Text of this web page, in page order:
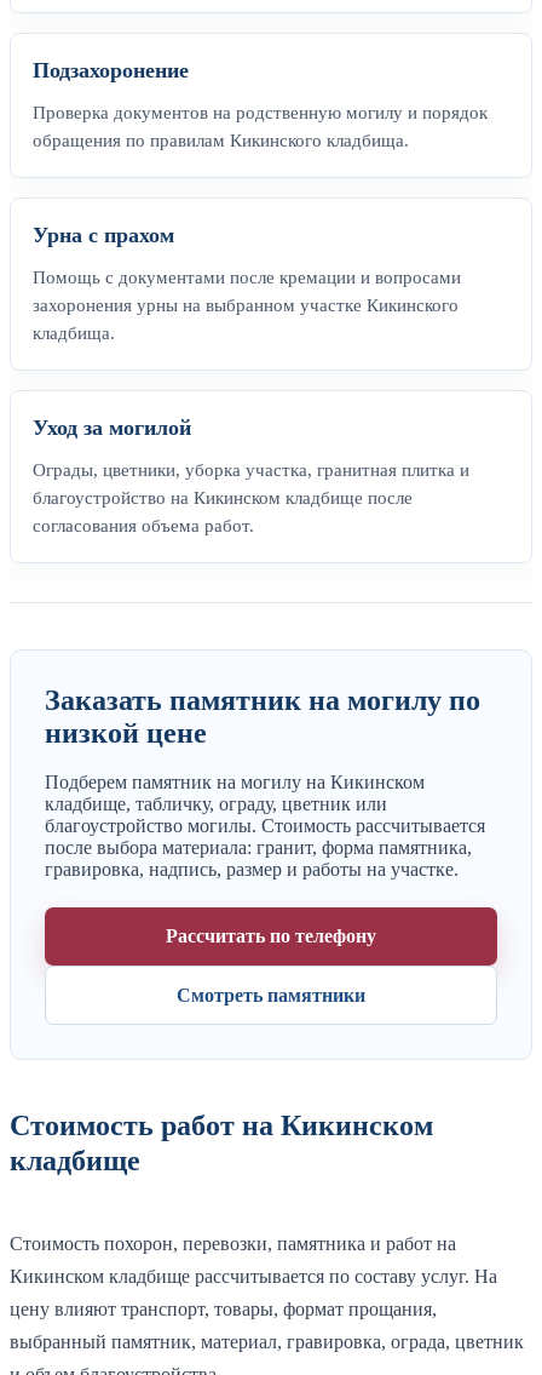
Подзахоронение
Проверка документов на родственную могилу и порядок
обращения по правилам Кикинского кладбища.
Урна с прахом
Помощь с документами после кремации и вопросами
захоронения урны на выбранном участке Кикинского
кладбища.
Уход за могилой
Ограды, цветники, уборка участка, гранитная плитка и
благоустройство на Кикинском кладбище после
согласования объема работ.
Заказать памятник на могилу по
низкой цене
Подберем памятник на могилу на Кикинском
кладбище, табличку, ограду, цветник или
благоустройство могилы. Стоимость рассчитывается
после выбора материала: гранит, форма памятника,
гравировка, надпись, размер и работы на участке.
Рассчитать по телефону
Смотреть памятники
Стоимость работ на Кикинском
кладбище
Стоимость похорон, перевозки, памятника и работ на
Кикинском кладбище рассчитывается по составу услуг. На
цену влияют транспорт, товары, формат прощания,
выбранный памятник, материал, гравировка, ограда, цветник